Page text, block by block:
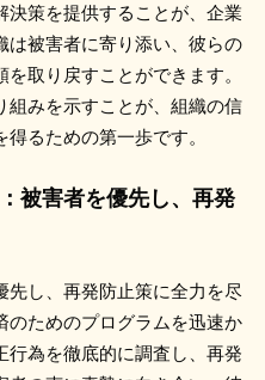
決策を提供することが、企業
は被害者に寄り添い、彼らの
取り戻すことができます。
組みを示すことが、組織の信
るための第一歩です。
被害者を優先し、再発
先し、再発防止策に全力を尽
のためのプログラムを迅速か
行為を徹底的に調査し、再発